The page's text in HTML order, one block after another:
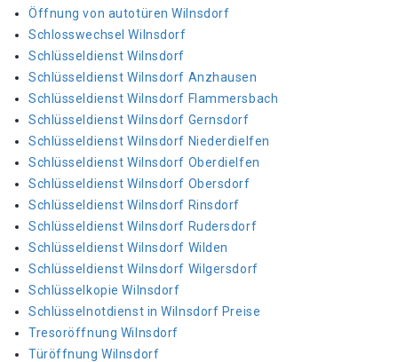
Öffnung von autotüren Wilnsdorf
Schlosswechsel Wilnsdorf
Schlüsseldienst Wilnsdorf
Schlüsseldienst Wilnsdorf Anzhausen
Schlüsseldienst Wilnsdorf Flammersbach
Schlüsseldienst Wilnsdorf Gernsdorf
Schlüsseldienst Wilnsdorf Niederdielfen
Schlüsseldienst Wilnsdorf Oberdielfen
Schlüsseldienst Wilnsdorf Obersdorf
Schlüsseldienst Wilnsdorf Rinsdorf
Schlüsseldienst Wilnsdorf Rudersdorf
Schlüsseldienst Wilnsdorf Wilden
Schlüsseldienst Wilnsdorf Wilgersdorf
Schlüsselkopie Wilnsdorf
Schlüsselnotdienst in Wilnsdorf Preise
Tresoröffnung Wilnsdorf
Türöffnung Wilnsdorf